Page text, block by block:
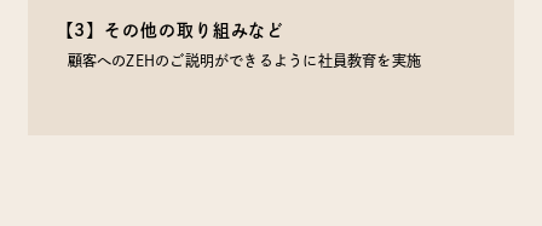
【3】その他の取り組みなど
顧客へのZEHのご説明ができるように社員教育を実施